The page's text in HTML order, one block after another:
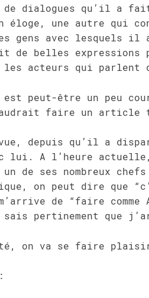
dialogues qu’il a
éloge, une autre qui
gens avec lesquels il
de belles expressions
les acteurs qui parlent
peut-être un peu
faire un article
depuis qu’il a
lui. A l’heure actuelle,
un de ses nombreux
on peut dire que
de “faire comme
sais pertinement que
on va se faire